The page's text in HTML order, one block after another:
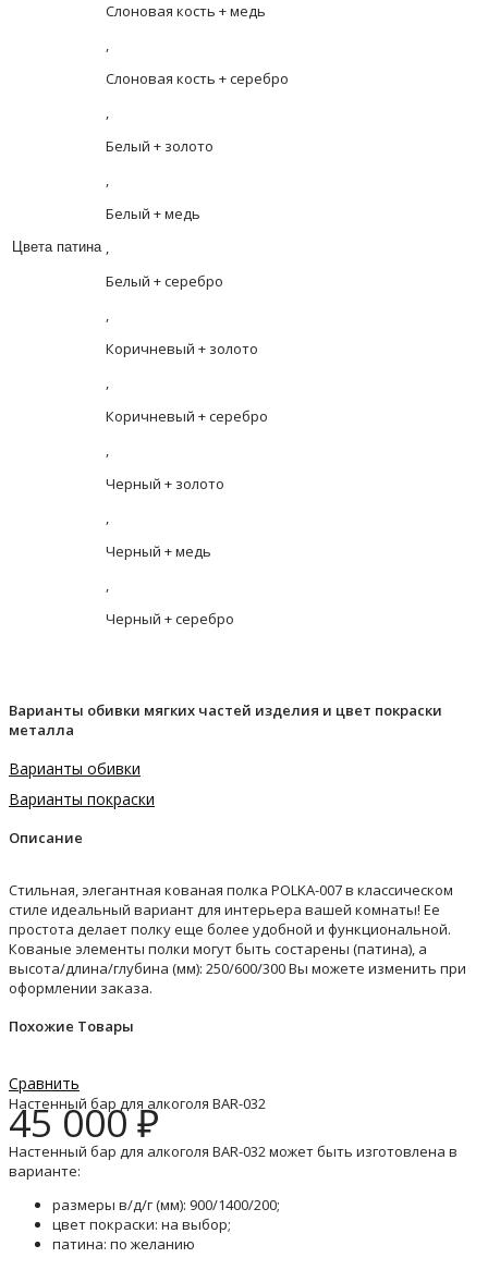
Цвета патина
Слоновая кость + медь
,
Слоновая кость + серебро
,
Белый + золото
,
Белый + медь
,
Белый + серебро
,
Коричневый + золото
,
Коричневый + серебро
,
Черный + золото
,
Черный + медь
,
Черный + серебро
Варианты обивки мягких частей изделия и цвет покраски
металла
Варианты обивки
Варианты покраски
Описание
Стильная, элегантная кованая полка POLKA-007 в классическом
стиле идеальный вариант для интерьера вашей комнаты! Ее
простота делает полку еще более удобной и функциональной.
Кованые элементы полки могут быть состарены (патина), а
высота/длина/глубина (мм): 250/600/300 Вы можете изменить при
оформлении заказа.
Похожие Товары
Сравнить
Настенный бар для алкоголя BAR-032
45 000₽
Настенный бар для алкоголя BAR-032 может быть изготовлена в
варианте:
размеры в/д/г (мм): 900/1400/200;
цвет покраски: на выбор;
патина: по желанию